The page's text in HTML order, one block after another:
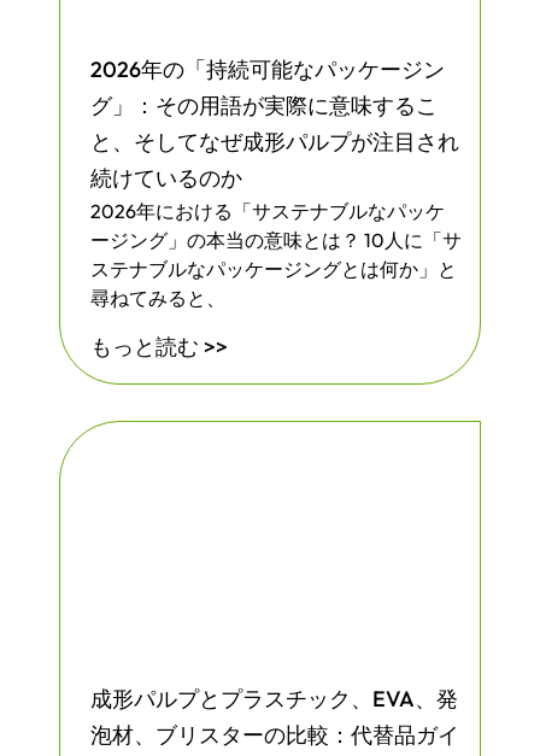
2026年の「持続可能なパッケージン
グ」：その用語が実際に意味するこ
と、そしてなぜ成形パルプが注目され
続けているのか
2026年における「サステナブルなパッケ
ージング」の本当の意味とは？ 10人に「サ
ステナブルなパッケージングとは何か」と
尋ねてみると、
もっと読む >>
成形パルプとプラスチック、EVA、発
泡材、ブリスターの比較：代替品ガイ